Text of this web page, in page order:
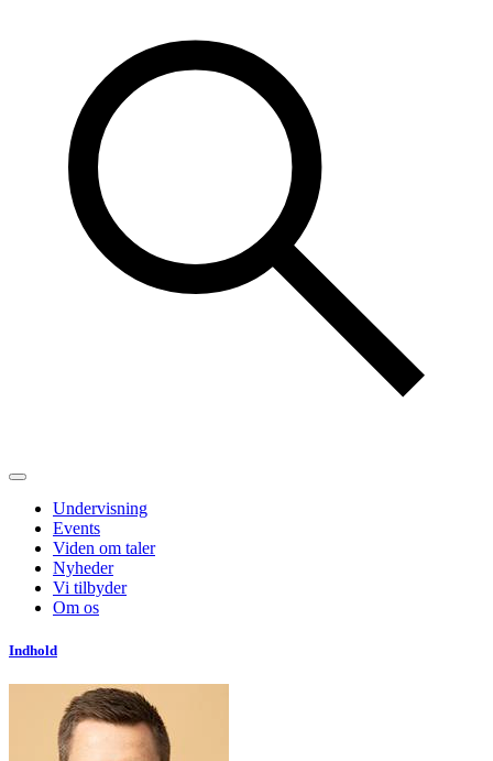
Undervisning
Events
Viden om taler
Nyheder
Vi tilbyder
Om os
Indhold